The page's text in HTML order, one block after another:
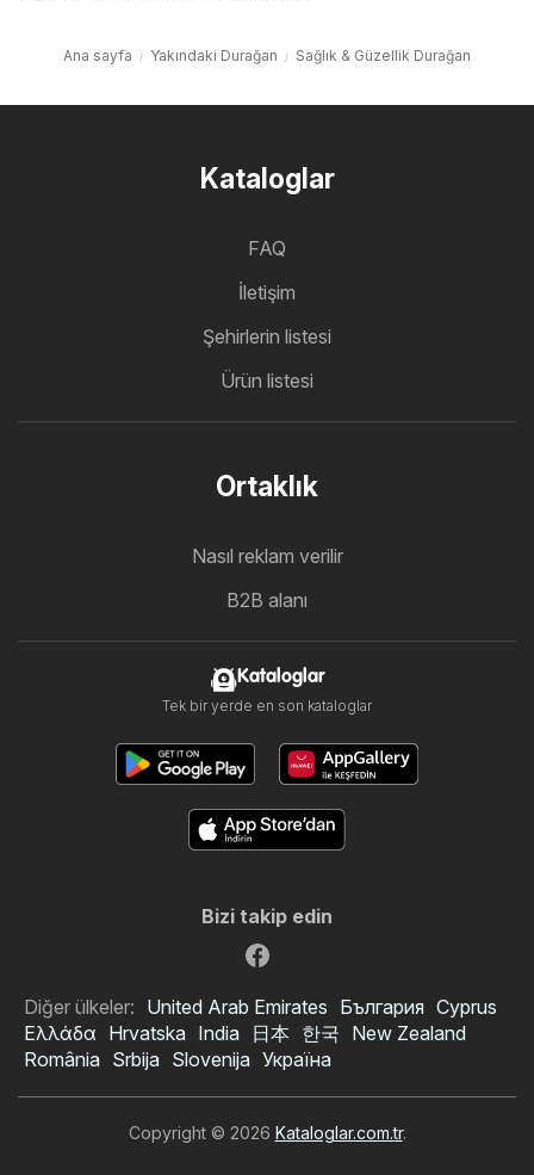
Ana sayfa Yakındaki Durağan Sağlık & Güzellik Durağan
Kataloglar
FAQ
İletişim
Şehirlerin listesi
Ürün listesi
Ortaklık
Nasıl reklam verilir
B2B alanı
Kataloglar
Tek bir yerde en son kataloglar
Bizi takip edin
Diğer ülkeler: United Arab Emirates България Cyprus
Ελλάδα Hrvatska India 日本 한국 New Zealand
România Srbija Slovenija Україна
Copyright © 2026 Kataloglar.com.tr.